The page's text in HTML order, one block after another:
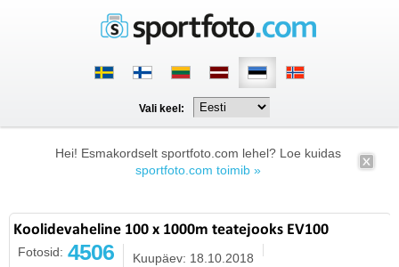
Vali keel:
Hei! Esmakordselt sportfoto.com lehel? Loe kuidas
sportfoto.com toimib »
Koolidevaheline 100 x 1000m teatejooks EV100
Fotosid: 4506 Kuupäev: 18.10.2018